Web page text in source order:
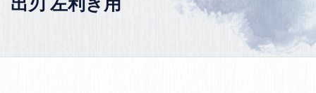
出刃 左利き用